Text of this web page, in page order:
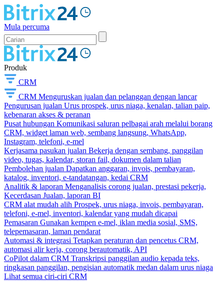
Mula percuma
Produk
CRM
CRM Menguruskan jualan dan pelanggan dengan lancar
Pengurusan jualan Urus prospek, urus niaga, kenalan, talian paip,
kebenaran akses & peranan
Pusat hubungan Komunikasi saluran pelbagai arah melalui borang
CRM, widget laman web, sembang langsung, WhatsApp,
Instagram, telefoni, e-mel
Kerjasama pasukan jualan Bekerja dengan sembang, panggilan
video, tugas, kalendar, storan fail, dokumen dalam talian
Pembolehan jualan Dapatkan anggaran, invois, pembayaran,
katalog, inventori, e-tandatangan, kedai CRM
Analitik & laporan Menganalisis corong jualan, prestasi pekerja,
Kecerdasan Jualan, laporan BI
CRM alat mudah alih Prospek, urus niaga, invois, pembayaran,
telefoni, e-mel, inventori, kalendar yang mudah dicapai
Pemasaran Gunakan kempen e-mel, iklan media sosial, SMS,
telepemasaran, laman pendarat
Automasi & integrasi Tetapkan peraturan dan pencetus CRM,
automasi alir kerja, corong berautomatik, API
CoPilot dalam CRM Transkripsi panggilan audio kepada teks,
ringkasan panggilan, pengisian automatik medan dalam urus niaga
Lihat semua ciri-ciri CRM